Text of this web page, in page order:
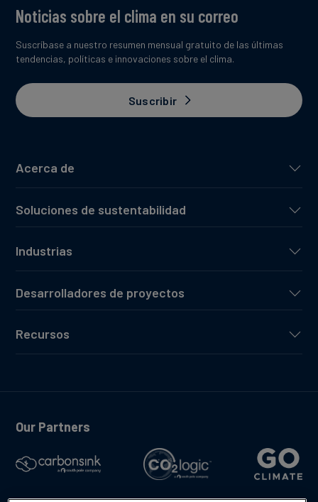
Acerca de
Soluciones de sustentabilidad
Industrias
Desarrolladores de proyectos
Recursos
Noticias sobre el clima en su correo
Suscríbase a nuestro resumen mensual gratuito de las últimas
tendencias, políticas e innovaciones sobre el clima.
Suscribir
Our Partners